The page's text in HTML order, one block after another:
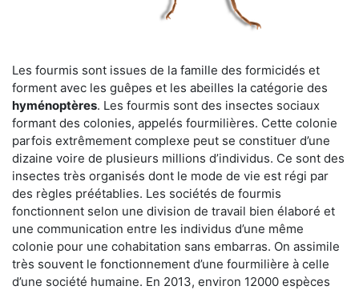
Les fourmis sont issues de la famille des formicidés et
forment avec les guêpes et les abeilles la catégorie des
hyménoptères. Les fourmis sont des insectes sociaux
formant des colonies, appelés fourmilières. Cette colonie
parfois extrêmement complexe peut se constituer d’une
dizaine voire de plusieurs millions d’individus. Ce sont des
insectes très organisés dont le mode de vie est régi par
des règles préétablies. Les sociétés de fourmis
fonctionnent selon une division de travail bien élaboré et
une communication entre les individus d’une même
colonie pour une cohabitation sans embarras. On assimile
très souvent le fonctionnement d’une fourmilière à celle
d’une société humaine. En 2013, environ 12000 espèces